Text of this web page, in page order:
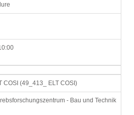
COSI (49_413_ ELT COSI)
- Bau und Technik